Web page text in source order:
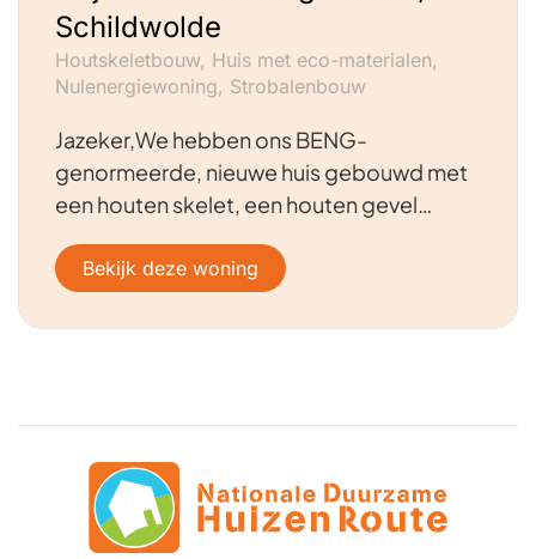
Schildwolde
Houtskeletbouw, Huis met eco-materialen,
Nulenergiewoning, Strobalenbouw
Jazeker,We hebben ons BENG-
genormeerde, nieuwe huis gebouwd met
een houten skelet, een houten gevel…
Bekijk deze woning